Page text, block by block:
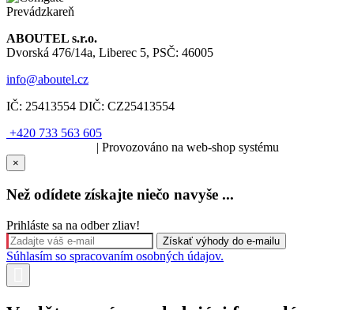
Prevádzkareň
ABOUTEL s.r.o.
Dvorská 476/14a, Liberec 5, PSČ: 46005
info@aboutel.cz
IČ: 25413554 DIČ: CZ25413554
+420 733 563 605
| Provozováno na web-shop systému
×
Než odídete získajte niečo navyše ...
Prihláste sa na odber zliav!
Súhlasím so spracovaním osobných údajov.